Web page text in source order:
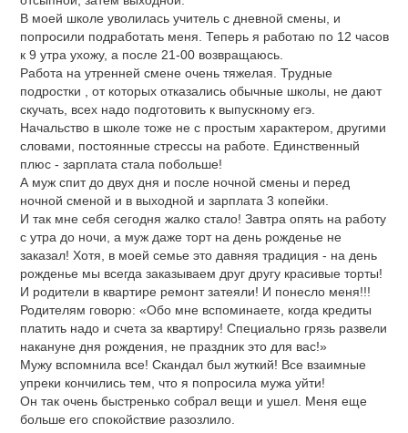
В моей школе уволилась учитель с дневной смены, и
попросили подработать меня. Теперь я работаю по 12 часов
к 9 утра ухожу, а после 21-00 возвращаюсь.
Работа на утренней смене очень тяжелая. Трудные
подростки , от которых отказались обычные школы, не дают
скучать, всех надо подготовить к выпускному егэ.
Начальство в школе тоже не с простым характером, другими
словами, постоянные стрессы на работе. Единственный
плюс - зарплата стала побольше!
А муж спит до двух дня и после ночной смены и перед
ночной сменой и в выходной и зарплата 3 копейки.
И так мне себя сегодня жалко стало! Завтра опять на работу
с утра до ночи, а муж даже торт на день рожденье не
заказал! Хотя, в моей семье это давняя традиция - на день
рожденье мы всегда заказываем друг другу красивые торты!
И родители в квартире ремонт затеяли! И понесло меня!!!
Родителям говорю: «Обо мне вспоминаете, когда кредиты
платить надо и счета за квартиру! Специально грязь развели
накануне дня рождения, не праздник это для вас!»
Мужу вспомнила все! Скандал был жуткий! Все взаимные
упреки кончились тем, что я попросила мужа уйти!
Он так очень быстренько собрал вещи и ушел. Меня еще
больше его спокойствие разозлило.